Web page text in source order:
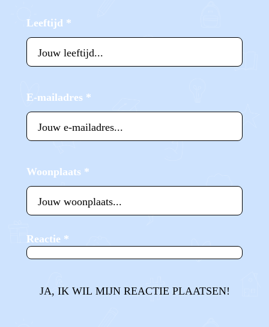
Leeftijd *
E-mailadres *
Woonplaats *
Reactie *
JA, IK WIL MIJN REACTIE PLAATSEN!